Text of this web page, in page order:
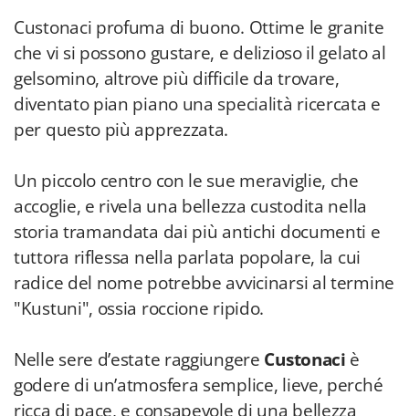
Custonaci profuma di buono. Ottime le granite
che vi si possono gustare, e delizioso il gelato al
gelsomino, altrove più difficile da trovare,
diventato pian piano una specialità ricercata e
per questo più apprezzata.
Un piccolo centro con le sue meraviglie, che
accoglie, e rivela una bellezza custodita nella
storia tramandata dai più antichi documenti e
tuttora riflessa nella parlata popolare, la cui
radice del nome potrebbe avvicinarsi al termine
"Kustuni", ossia roccione ripido.
Nelle sere d’estate raggiungere Custonaci è
godere di un’atmosfera semplice, lieve, perché
ricca di pace, e consapevole di una bellezza